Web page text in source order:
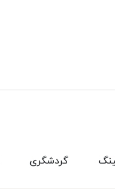
گردشگری